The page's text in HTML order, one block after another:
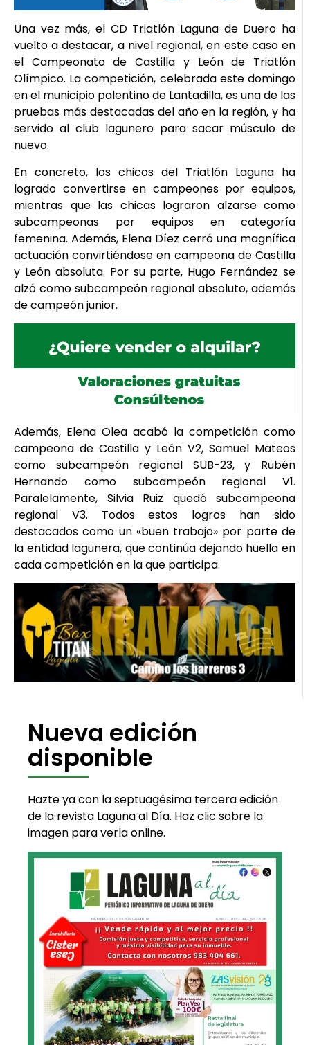
Una vez más, el CD Triatlón Laguna de Duero ha
vuelto a destacar, a nivel regional, en este caso en
el Campeonato de Castilla y León de Triatlón
Olímpico. La competición, celebrada este domingo
en el municipio palentino de Lantadilla, es una de las
pruebas más destacadas del año en la región, y ha
servido al club lagunero para sacar músculo de
nuevo.
En concreto, los chicos del Triatlón Laguna ha
logrado convertirse en campeones por equipos,
mientras que las chicas lograron alzarse como
subcampeonas por equipos en categoría
femenina. Además, Elena Díez cerró una magnífica
actuación convirtiéndose en campeona de Castilla
y León absoluta. Por su parte, Hugo Fernández se
alzó como subcampeón regional absoluto, además
de campeón junior.
Además, Elena Olea acabó la competición como
campeona de Castilla y León V2, Samuel Mateos
como subcampeón regional SUB-23, y Rubén
Hernando como subcampeón regional V1.
Paralelamente, Silvia Ruiz quedó subcampeona
regional V3. Todos estos logros han sido
destacados como un «buen trabajo» por parte de
la entidad lagunera, que continúa dejando huella en
cada competición en la que participa.
Nueva edición
disponible
Hazte ya con la septuagésima tercera edición
de la revista Laguna al Día. Haz clic sobre la
imagen para verla online.